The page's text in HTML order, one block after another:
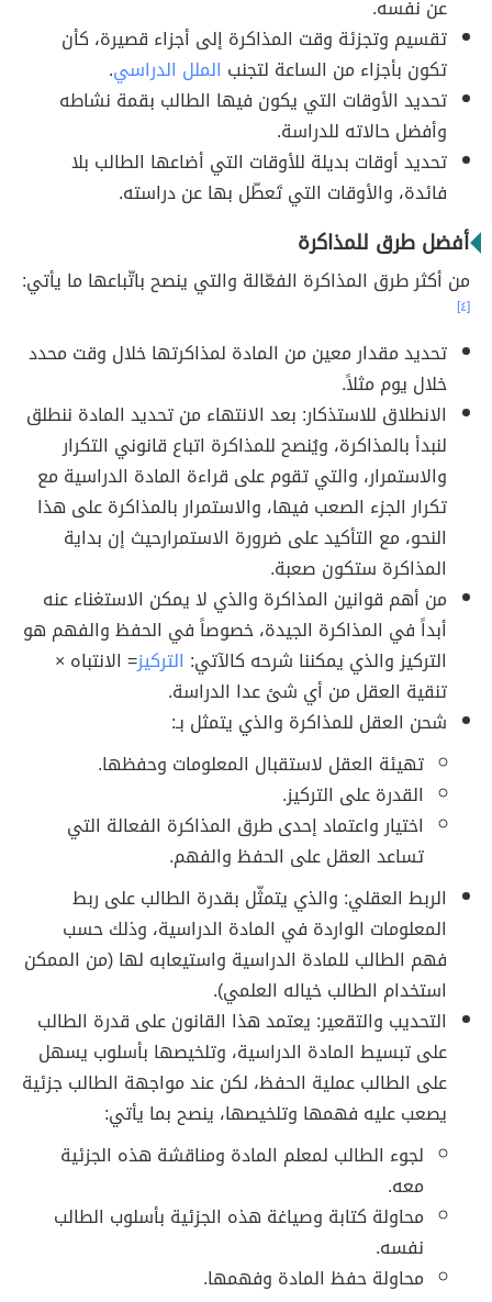
عن نفسه.
تقسيم وتجزئة وقت المذاكرة إلى أجزاء قصيرة، كأن
تكون بأجزاء من الساعة لتجنب الملل الدراسي.
تحديد الأوقات التي يكون فيها الطالب بقمة نشاطه
وأفضل حالاته للدراسة.
تحديد أوقات بديلة للأوقات التي أضاعها الطالب بلا
فائدة، والأوقات التي تَعطّل بها عن دراسته.
أفضل طرق للمذاكرة
من أكثر طرق المذاكرة الفعّالة والتي ينصح باتّباعها ما يأتي:
[٤]
تحديد مقدار معين من المادة لمذاكرتها خلال وقت محدد
خلال يوم مثلاً.
الانطلاق للاستذكار: بعد الانتهاء من تحديد المادة ننطلق
لنبدأ بالمذاكرة، ويُنصح للمذاكرة اتباع قانوني التكرار
والاستمرار، والتي تقوم على قراءة المادة الدراسية مع
تكرار الجزء الصعب فيها، والاستمرار بالمذاكرة على هذا
النحو، مع التأكيد على ضرورة الاستمرارحيث إن بداية
المذاكرة ستكون صعبة.
من أهم قوانين المذاكرة والذي لا يمكن الاستغناء عنه
أبداً في المذاكرة الجيدة، خصوصاً في الحفظ والفهم هو
التركيز والذي يمكننا شرحه كالآتي: التركيز= الانتباه ×
تنقية العقل من أي شئ عدا الدراسة.
شحن العقل للمذاكرة والذي يتمثل بـ:
تهيئة العقل لاستقبال المعلومات وحفظها.
القدرة على التركيز.
اختيار واعتماد إحدى طرق المذاكرة الفعالة التي
تساعد العقل على الحفظ والفهم.
الربط العقلي: والذي يتمثّل بقدرة الطالب على ربط
المعلومات الواردة في المادة الدراسية، وذلك حسب
فهم الطالب للمادة الدراسية واستيعابه لها (من الممكن
استخدام الطالب خياله العلمي).
التحديب والتقعير: يعتمد هذا القانون على قدرة الطالب
على تبسيط المادة الدراسية، وتلخيصها بأسلوب يسهل
على الطالب عملية الحفظ، لكن عند مواجهة الطالب جزئية
يصعب عليه فهمها وتلخيصها، ينصح بما يأتي:
لجوء الطالب لمعلم المادة ومناقشة هذه الجزئية
معه.
محاولة كتابة وصياغة هذه الجزئية بأسلوب الطالب
نفسه.
محاولة حفظ المادة وفهمها.